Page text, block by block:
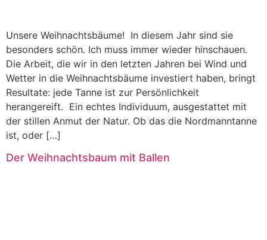
Unsere Weihnachtsbäume! In diesem Jahr sind sie
besonders schön. Ich muss immer wieder hinschauen.
Die Arbeit, die wir in den letzten Jahren bei Wind und
Wetter in die Weihnachtsbäume investiert haben, bringt
Resultate: jede Tanne ist zur Persönlichkeit
herangereift. Ein echtes Individuum, ausgestattet mit
der stillen Anmut der Natur. Ob das die Nordmanntanne
ist, oder […]
Der Weihnachtsbaum mit Ballen